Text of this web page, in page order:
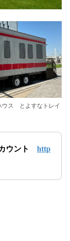
ウス とよすなトレイ
カウント http